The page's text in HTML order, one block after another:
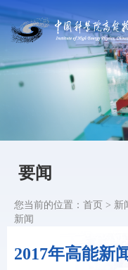
要闻
2017年高能新
您当前的位置： 首页 > 新
新闻